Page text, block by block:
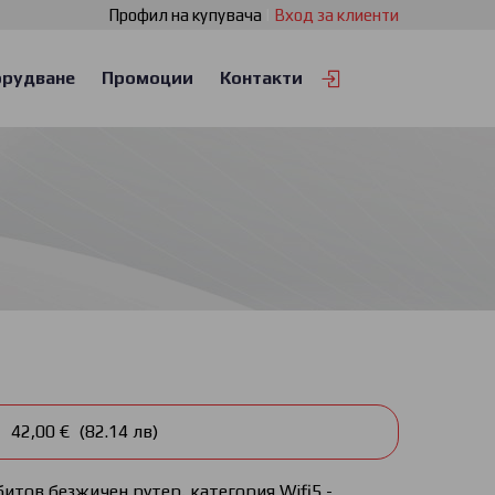
Профил на купувача Вход за клиенти
Промоции Контакти
42,00 € (82.14 лв)